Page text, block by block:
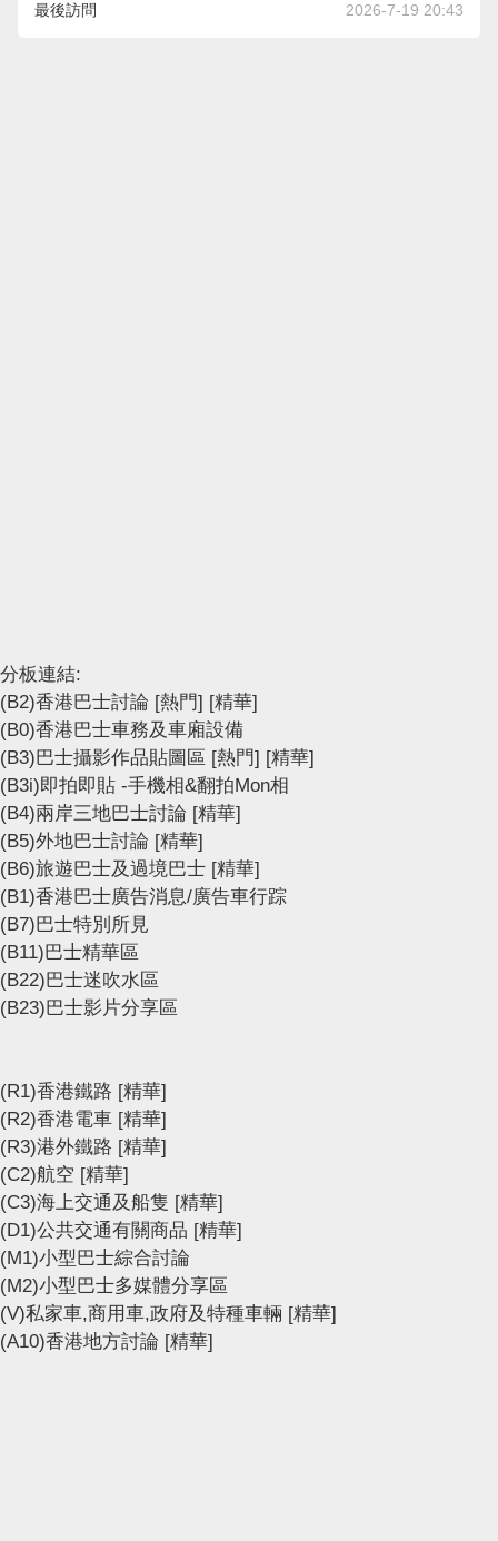
最後訪問 2026-7-19 20:43
分板連結:
(B2)香港巴士討論 [熱門] [精華]
(B0)香港巴士車務及車廂設備
(B3)巴士攝影作品貼圖區 [熱門] [精華]
(B3i)即拍即貼 -手機相&翻拍Mon相
(B4)兩岸三地巴士討論 [精華]
(B5)外地巴士討論 [精華]
(B6)旅遊巴士及過境巴士 [精華]
(B1)香港巴士廣告消息/廣告車行踪
(B7)巴士特別所見
(B11)巴士精華區
(B22)巴士迷吹水區
(B23)巴士影片分享區
(R1)香港鐵路 [精華]
(R2)香港電車 [精華]
(R3)港外鐵路 [精華]
(C2)航空 [精華]
(C3)海上交通及船隻 [精華]
(D1)公共交通有關商品 [精華]
(M1)小型巴士綜合討論
(M2)小型巴士多媒體分享區
(V)私家車,商用車,政府及特種車輛 [精華]
(A10)香港地方討論 [精華]